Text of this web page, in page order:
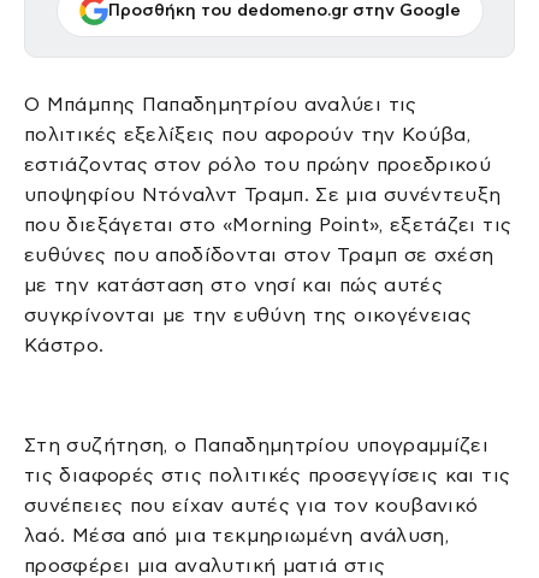
Προσθήκη του dedomeno.gr στην Google
Ο Μπάμπης Παπαδημητρίου αναλύει τις
πολιτικές εξελίξεις που αφορούν την Κούβα,
εστιάζοντας στον ρόλο του πρώην προεδρικού
υποψηφίου Ντόναλντ Τραμπ. Σε μια συνέντευξη
που διεξάγεται στο «Morning Point», εξετάζει τις
ευθύνες που αποδίδονται στον Τραμπ σε σχέση
με την κατάσταση στο νησί και πώς αυτές
συγκρίνονται με την ευθύνη της οικογένειας
Κάστρο.
Στη συζήτηση, ο Παπαδημητρίου υπογραμμίζει
τις διαφορές στις πολιτικές προσεγγίσεις και τις
συνέπειες που είχαν αυτές για τον κουβανικό
λαό. Μέσα από μια τεκμηριωμένη ανάλυση,
προσφέρει μια αναλυτική ματιά στις